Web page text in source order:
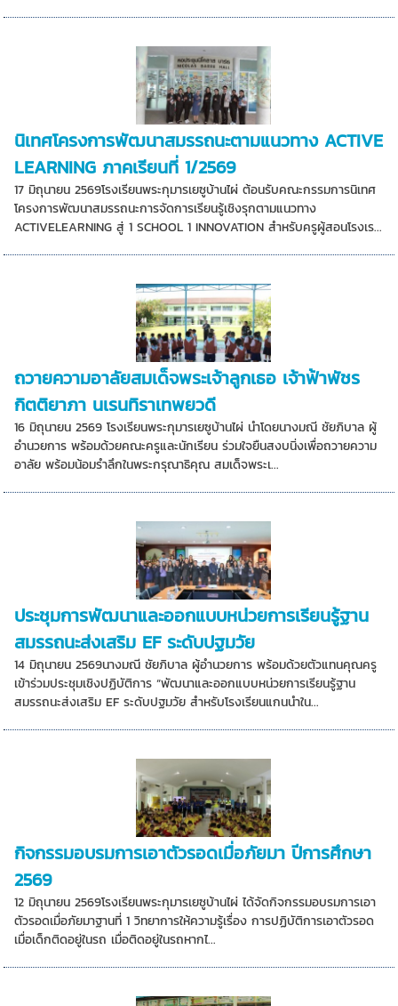
นิเทศโครงการพัฒนาสมรรถนะตามแนวทาง ACTIVE
LEARNING ภาคเรียนที่ 1/2569
17 มิถุนายน 2569โรงเรียนพระกุมารเยซูบ้านไผ่ ต้อนรับคณะกรรมการนิเทศ
โครงการพัฒนาสมรรถนะการจัดการเรียนรู้เชิงรุกตามแนวทาง
ACTIVELEARNING สู่ 1 SCHOOL 1 INNOVATION สำหรับครูผู้สอนโรงเร...
ถวายความอาลัยสมเด็จพระเจ้าลูกเธอ เจ้าฟ้าพัชร
กิตติยาภา นเรนทิราเทพยวดี
16 มิถุนายน 2569 โรงเรียนพระกุมารเยซูบ้านไผ่ นำโดยนางมณี ชัยภิบาล ผู้
อำนวยการ พร้อมด้วยคณะครูและนักเรียน ร่วมใจยืนสงบนิ่งเพื่อถวายความ
อาลัย พร้อมน้อมรำลึกในพระกรุณาธิคุณ สมเด็จพระเ...
ประชุมการพัฒนาและออกแบบหน่วยการเรียนรู้ฐาน
สมรรถนะส่งเสริม EF ระดับปฐมวัย
14 มิถุนายน 2569นางมณี ชัยภิบาล ผู้อำนวยการ พร้อมด้วยตัวแทนคุณครู
เข้าร่วมประชุมเชิงปฏิบัติการ “พัฒนาและออกแบบหน่วยการเรียนรู้ฐาน
สมรรถนะส่งเสริม EF ระดับปฐมวัย สำหรับโรงเรียนแกนนำใน...
กิจกรรมอบรมการเอาตัวรอดเมื่อภัยมา ปีการศึกษา
2569
12 มิถุนายน 2569โรงเรียนพระกุมารเยซูบ้านไผ่ ได้จัดกิจกรรมอบรมการเอา
ตัวรอดเมื่อภัยมาฐานที่ 1 วิทยาการให้ความรู้เรื่อง การปฏิบัติการเอาตัวรอด
เมื่อเด็กติดอยู่ในรถ เมื่อติดอยู่ในรถหากไ...